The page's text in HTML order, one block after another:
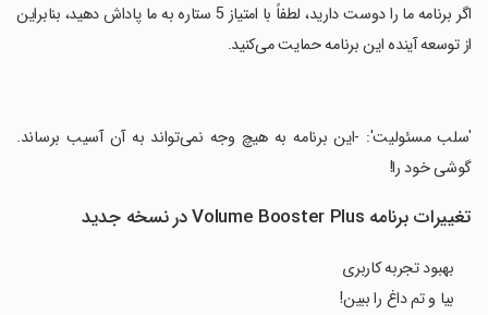
‏اگر برنامه ما را دوست دارید، لطفاً با امتیاز 5 ستاره به ما پاداش دهید، بنابراین
از توسعه آینده این برنامه حمایت می‌کنید.
‏'سلب مسئولیت': -این برنامه به هیچ وجه نمی‌تواند به آن آسیب برساند.
گوشی خود را!
تغییرات برنامه Volume Booster Plus در نسخه جدید
بهبود تجربه کاربری
بیا و تم داغ را ببین!